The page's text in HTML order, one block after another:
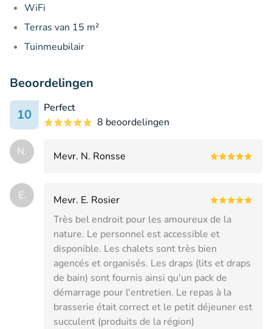
WiFi
Terras van 15 m²
Tuinmeubilair
Beoordelingen
10
Perfect
8 beoordelingen
N. Mevr. N. Ronsse
E.
Mevr. E. Rosier
Très bel endroit pour les amoureux de la
nature. Le personnel est accessible et
disponible. Les chalets sont très bien
agencés et organisés. Les draps (lits et draps
de bain) sont fournis ainsi qu'un pack de
démarrage pour l'entretien. Le repas à la
brasserie était correct et le petit déjeuner est
succulent (produits de la région)